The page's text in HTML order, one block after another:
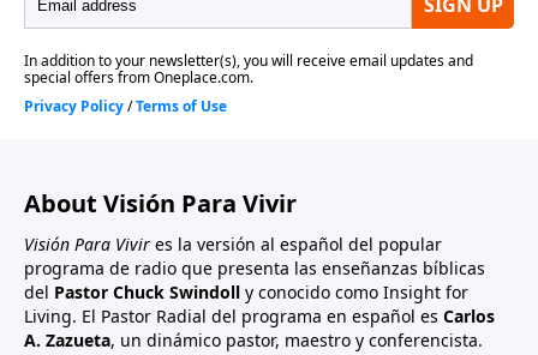
About Visión Para Vivir
Visión Para Vivir es la versión al español del popular
programa de radio que presenta las enseñanzas bíblicas
del Pastor Chuck Swindoll y conocido como Insight for
Living. El Pastor Radial del programa en español es Carlos
A. Zazueta, un dinámico pastor, maestro y conferencista.